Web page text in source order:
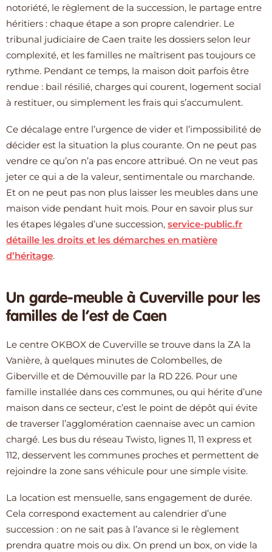
notoriété, le règlement de la succession, le partage entre
héritiers : chaque étape a son propre calendrier. Le
tribunal judiciaire de Caen traite les dossiers selon leur
complexité, et les familles ne maîtrisent pas toujours ce
rythme. Pendant ce temps, la maison doit parfois être
rendue : bail résilié, charges qui courent, logement social
à restituer, ou simplement les frais qui s’accumulent.
Ce décalage entre l’urgence de vider et l’impossibilité de
décider est la situation la plus courante. On ne peut pas
vendre ce qu’on n’a pas encore attribué. On ne veut pas
jeter ce qui a de la valeur, sentimentale ou marchande.
Et on ne peut pas non plus laisser les meubles dans une
maison vide pendant huit mois. Pour en savoir plus sur
les étapes légales d’une succession, service-public.fr
détaille les droits et les démarches en matière
d’héritage.
Un garde-meuble à Cuverville pour les
familles de l’est de Caen
Le centre OKBOX de Cuverville se trouve dans la ZA la
Vanière, à quelques minutes de Colombelles, de
Giberville et de Démouville par la RD 226. Pour une
famille installée dans ces communes, ou qui hérite d’une
maison dans ce secteur, c’est le point de dépôt qui évite
de traverser l’agglomération caennaise avec un camion
chargé. Les bus du réseau Twisto, lignes 11, 11 express et
112, desservent les communes proches et permettent de
rejoindre la zone sans véhicule pour une simple visite.
La location est mensuelle, sans engagement de durée.
Cela correspond exactement au calendrier d’une
succession : on ne sait pas à l’avance si le règlement
prendra quatre mois ou dix. On prend un box, on vide la